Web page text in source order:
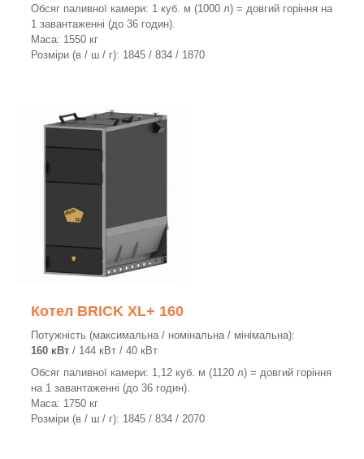
Обсяг паливної камери: 1 куб. м (1000 л) = довгий горіння на
1 завантаженні (до 36 годин).
Маса: 1550 кг
Розміри (в / ш / г): 1845 / 834 / 1870
Котел BRICK XL+ 160
Потужність (максимальна / номінальна / мінімальна):
160 кВт / 144 кВт / 40 кВт
Обсяг паливної камери: 1,12 куб. м (1120 л) = довгий горіння
на 1 завантаженні (до 36 годин).
Маса: 1750 кг
Розміри (в / ш / г): 1845 / 834 / 2070